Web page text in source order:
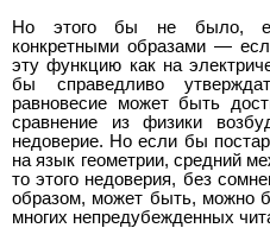
Но этого бы не было,
конкретными образами —
эту функцию как на
бы справедливо
равновесие может быть
сравнение из физики
недоверие. Но если бы
на язык геометрии, средний
то этого недоверия, без
образом, может быть, можно
многих непредубежденных